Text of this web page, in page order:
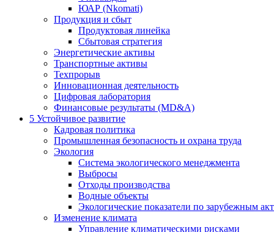
ЮАР (Nkomati)
Продукция и сбыт
Продуктовая линейка
Сбытовая стратегия
Энергетические активы
Транспортные активы
Техпрорыв
Инновационная деятельность
Цифровая лаборатория
Финансовые результаты (MD&A)
5 Устойчивое развитие
Кадровая политика
Промышленная безопасность и охрана труда
Экология
Система экологического менеджмента
Выбросы
Отходы производства
Водные объекты
Экологические показатели по зарубежным
Изменение климата
Управление климатическими рисками